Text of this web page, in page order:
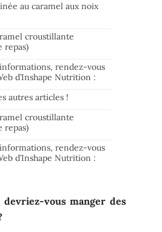
au caramel aux noix
croustillante
repas)
rendez-vous
d’Inshape Nutrition :
autres articles !
croustillante
repas)
rendez-vous
d’Inshape Nutrition :
vous manger des